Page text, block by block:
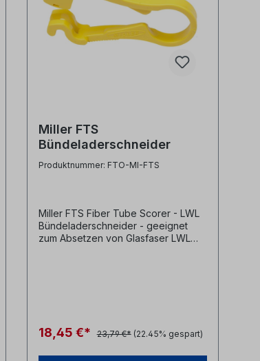
Miller FTS
Bündeladerschneider
Produktnummer: FTO-MI-FTS
Miller FTS Fiber Tube Scorer - LWL
Bündeladerschneider - geeignet
zum Absetzen von Glasfaser LWL
18,45 €* 23,79 €* (22.45% gespart)